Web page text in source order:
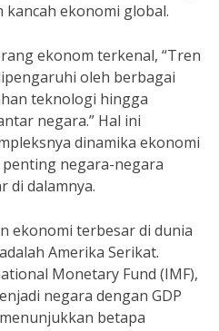
kancah ekonomi global.
ekonom terkenal, “Tren
oleh berbagai
teknologi hingga
negara.” Hal ini
dinamika ekonomi
negara-negara
di dalamnya.
ekonomi terbesar di dunia
Amerika Serikat.
Monetary Fund (IMF),
negara dengan GDP
betapa